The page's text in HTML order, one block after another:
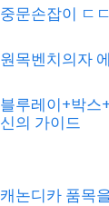
중문손잡이 ㄷ
원목벤치의자
블루레이+박스
신의 가이드
캐논디카 품목